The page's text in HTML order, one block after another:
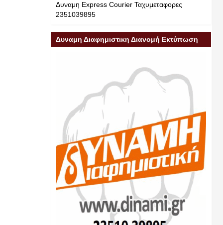
Δυναμη Express Courier Ταχυμεταφορες
2351039895
Δυναμη Διαφημιστικη Διανομή Εκτύπωση